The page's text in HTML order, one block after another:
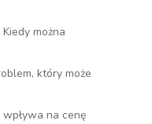
można
który może
na cenę